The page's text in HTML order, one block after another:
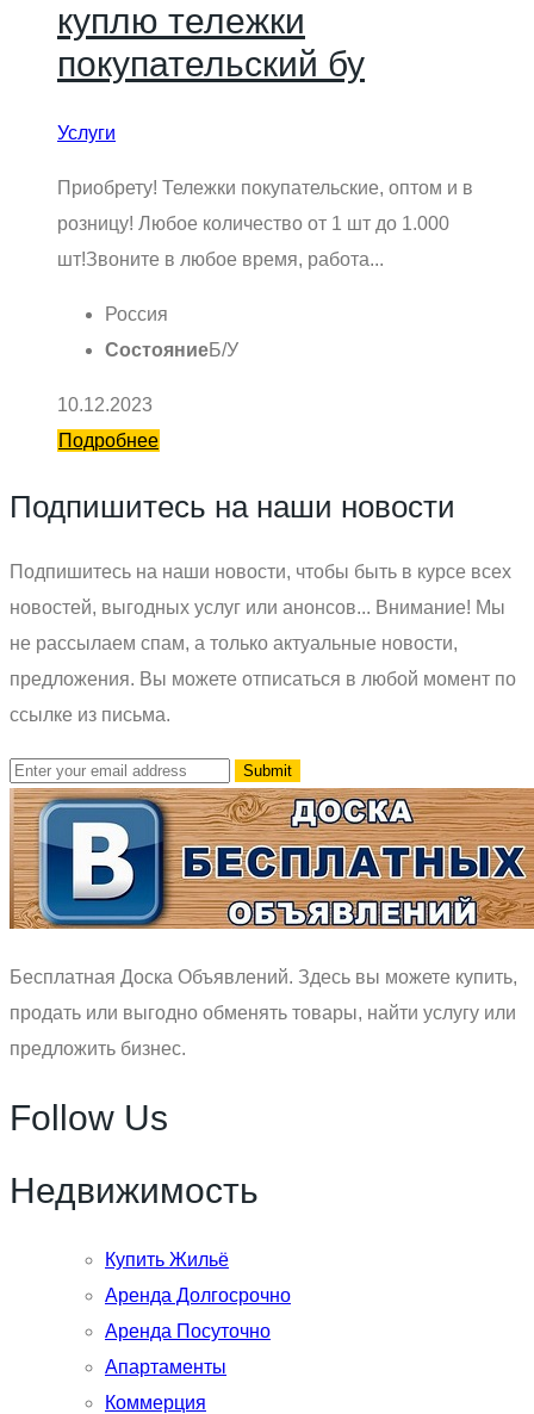
куплю тележки
покупательский бу
Услуги
Приобрету! Тележки покупательские, оптом и в
розницу! Любое количество от 1 шт до 1.000
шт!Звоните в любое время, работа...
Россия
СостояниеБ/У
10.12.2023
Подробнее
Подпишитесь на наши новости
Подпишитесь на наши новости, чтобы быть в курсе всех
новостей, выгодных услуг или анонсов... Внимание! Мы
не рассылаем спам, а только актуальные новости,
предложения. Вы можете отписаться в любой момент по
ссылке из письма.
Бесплатная Доска Объявлений. Здесь вы можете купить,
продать или выгодно обменять товары, найти услугу или
предложить бизнес.
Follow Us
Недвижимость
Купить Жильё
Аренда Долгосрочно
Аренда Посуточно
Апартаменты
Коммерция